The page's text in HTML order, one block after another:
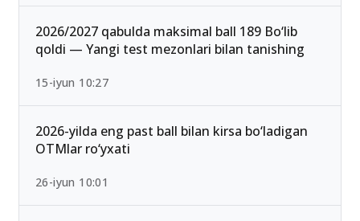
2026/2027 qabulda maksimal ball 189 Bo‘lib
qoldi — Yangi test mezonlari bilan tanishing
15-iyun 10:27
2026-yilda eng past ball bilan kirsa bo‘ladigan
OTMlar ro‘yxati
26-iyun 10:01